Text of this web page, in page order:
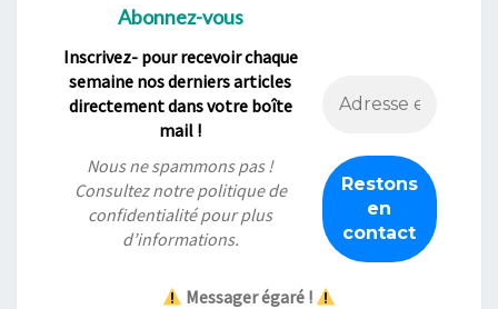
Abonnez-vous
Inscrivez- pour recevoir chaque
semaine nos derniers articles
directement dans votre boîte
mail !
Nous ne spammons pas !
Consultez notrepolitique de
confidentialitépour plus
d’informations.
Messager égaré !